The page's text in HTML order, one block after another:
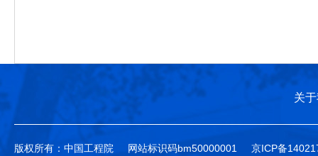
关
版权所有：中国工程院 网站标识码bm50000001
京ICP备